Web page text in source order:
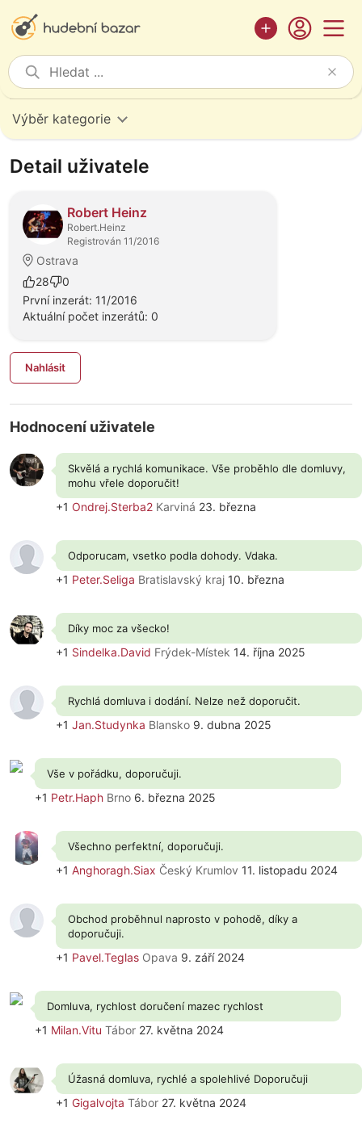
Výběr kategorie
Detail uživatele
Robert Heinz
Robert.Heinz
Registrován 11/2016
Ostrava
28
0
První inzerát: 11/2016
Aktuální počet inzerátů: 0
Nahlásit
Hodnocení uživatele
Skvělá a rychlá komunikace. Vše proběhlo dle domluvy,
mohu vřele doporučit!
+1 Ondrej.Sterba2 Karviná 23. března
Odporucam, vsetko podla dohody. Vdaka.
+1 Peter.Seliga Bratislavský kraj 10. března
Díky moc za všecko!
+1 Sindelka.David Frýdek-Místek 14. října 2025
Rychlá domluva i dodání. Nelze než doporučit.
+1 Jan.Studynka Blansko 9. dubna 2025
Vše v pořádku, doporučuji.
+1 Petr.Haph Brno 6. března 2025
Všechno perfektní, doporučuji.
+1 Anghoragh.Siax Český Krumlov 11. listopadu 2024
Obchod proběhnul naprosto v pohodě, díky a
doporučuji.
+1 Pavel.Teglas Opava 9. září 2024
Domluva, rychlost doručení mazec rychlost
+1 Milan.Vitu Tábor 27. května 2024
Úžasná domluva, rychlé a spolehlivé Doporučuji
+1 Gigalvojta Tábor 27. května 2024